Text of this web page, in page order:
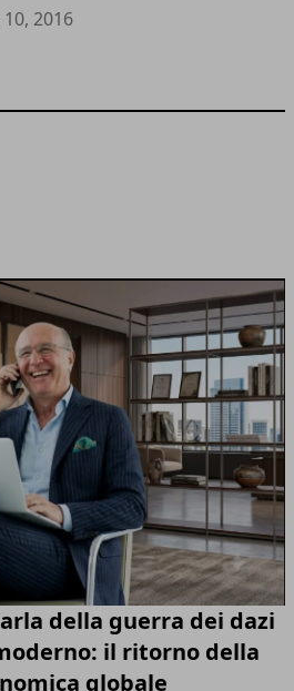
2016
della guerra dei dazi
il ritorno della
globale